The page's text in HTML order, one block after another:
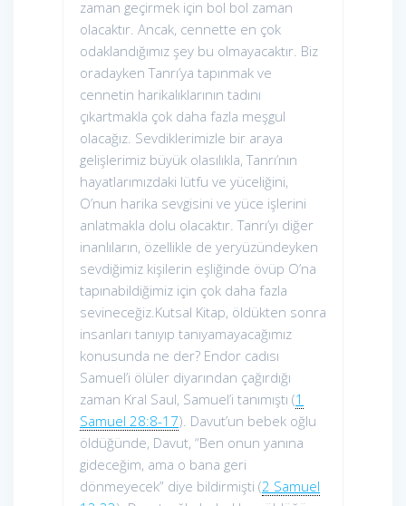
zaman geçirmek için bol bol zaman
olacaktır. Ancak, cennette en çok
odaklandığımız şey bu olmayacaktır. Biz
oradayken Tanrı’ya tapınmak ve
cennetin harikalıklarının tadını
çıkartmakla çok daha fazla meşgul
olacağız. Sevdiklerimizle bir araya
gelişlerimiz büyük olasılıkla, Tanrı’nın
hayatlarımızdaki lütfu ve yüceliğini,
O’nun harika sevgisini ve yüce işlerini
anlatmakla dolu olacaktır. Tanrı’yı diğer
inanlıların, özellikle de yeryüzündeyken
sevdiğimiz kişilerin eşliğinde övüp O’na
tapınabildiğimiz için çok daha fazla
sevineceğiz.Kutsal Kitap, öldükten sonra
insanları tanıyıp tanıyamayacağımız
konusunda ne der? Endor cadısı
Samuel’i ölüler diyarından çağırdığı
zaman Kral Saul, Samuel’i tanımıştı (1
Samuel 28:8-17). Davut’un bebek oğlu
öldüğünde, Davut, “Ben onun yanına
gideceğim, ama o bana geri
dönmeyecek” diye bildirmişti (2 Samuel